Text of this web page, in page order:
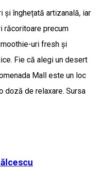
și înghețată artizanală, iar
răcoritoare precum
uri fresh și
Fie că alegi un desert
Mall este un loc
doză de relaxare. Sursa